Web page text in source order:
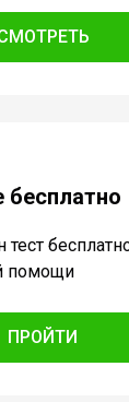
бесплатно
помощи
ПРОЙТИ